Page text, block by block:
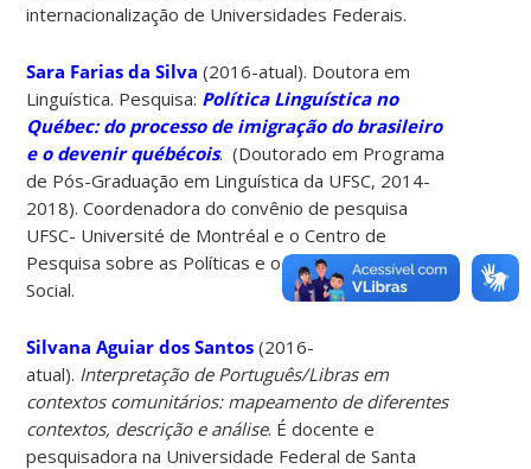
internacionalização de Universidades Federais.
Sara Farias da Silva (2016-atual). Doutora em
Linguística. Pesquisa: Política Linguística no
Québec: do processo de imigração do brasileiro
e o devenir québécois. (Doutorado em Programa
de Pós-Graduação em Linguística da UFSC, 2014-
2018). Coordenadora do convênio de pesquisa
UFSC- Université de Montréal e o Centro de
Pesquisa sobre as Políticas e o Desenvolvimento
Social.
Silvana Aguiar dos Santos (2016-
atual). Interpretação de Português/Libras em
contextos comunitários: mapeamento de diferentes
contextos, descrição e análise. É docente e
pesquisadora na Universidade Federal de Santa